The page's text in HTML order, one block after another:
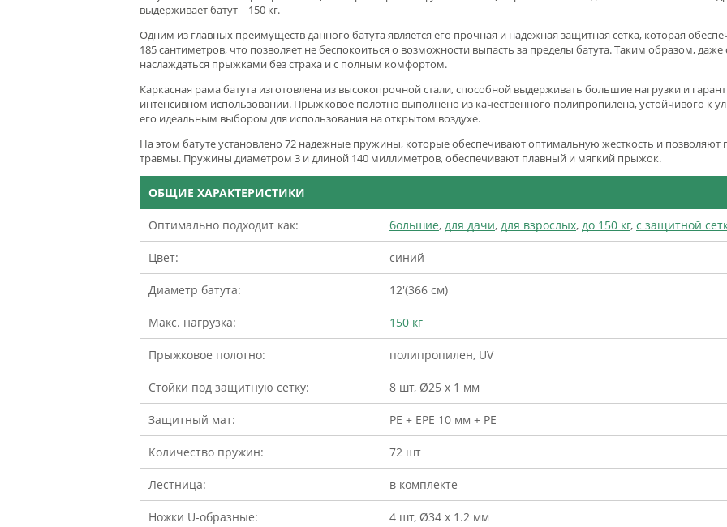
выдерживает батут – 150 кг.
Одним из главных преимуществ данного батута является его прочная и надежная защитная сетка, которая
185 сантиметров, что позволяет не беспокоиться о возможности выпасть за пределы батута. Таким образом,
наслаждаться прыжками без страха и с полным комфортом.
Каркасная рама батута изготовлена из высокопрочной стали, способной выдерживать большие нагрузки и
интенсивном использовании. Прыжковое полотно выполнено из качественного полипропилена, устойчивого к
его идеальным выбором для использования на открытом воздухе.
На этом батуте установлено 72 надежные пружины, которые обеспечивают оптимальную жесткость и
травмы. Пружины диаметром 3 и длиной 140 миллиметров, обеспечивают плавный и мягкий прыжок.
ОБЩИЕ ХАРАКТЕРИСТИКИ
Оптимально подходит как: большие, для дачи, для взрослых, до 150 кг, с защитной
Цвет: синий
Диаметр батута: 12'(366 см)
Макс. нагрузка: 150 кг
Прыжковое полотно: полипропилен, UV
Стойки под защитную сетку: 8 шт, Ø25 х 1 мм
Защитный мат: PE + EPE 10 мм + PE
Количество пружин: 72 шт
Лестница: в комплекте
Ножки U-образные: 4 шт, Ø34 х 1.2 мм